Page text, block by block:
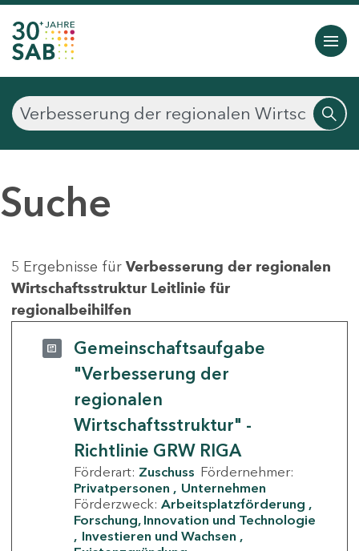
Suche
5 Ergebnisse für Verbesserung der regionalen
Wirtschaftsstruktur Leitlinie für
regionalbeihilfen
Gemeinschaftsaufgabe
"Verbesserung der
regionalen
Wirtschaftsstruktur" -
Richtlinie GRW RIGA
Förderart: Zuschuss Fördernehmer:
Privatpersonen
Unternehmen
Förderzweck: Arbeitsplatzförderung
Forschung, Innovation und Technologie
Investieren und Wachsen